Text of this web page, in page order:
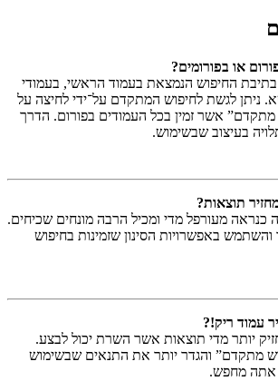
או בפורומים?
החיפוש הנמצאת בעמוד הראשי, בעמודי
ניתן לגשת לחיפוש המתקדם על־ידי לחיצה על
מתקדם” אשר זמין בכל העמודים בפורום. הדרך
בעיצוב שבשימוש.
תוצאות?
כנראה מעורפל מדי ומכיל הרבה מונחים שכיחים.
והשתמש באפשרויות הסינון שזמינות בחיפוש
עמוד ריק!?
יותר מדי תוצאות אשר השרת יכול לבצע.
מתקדם” והגדר יותר את התנאים שבשימוש
אתה מחפש.